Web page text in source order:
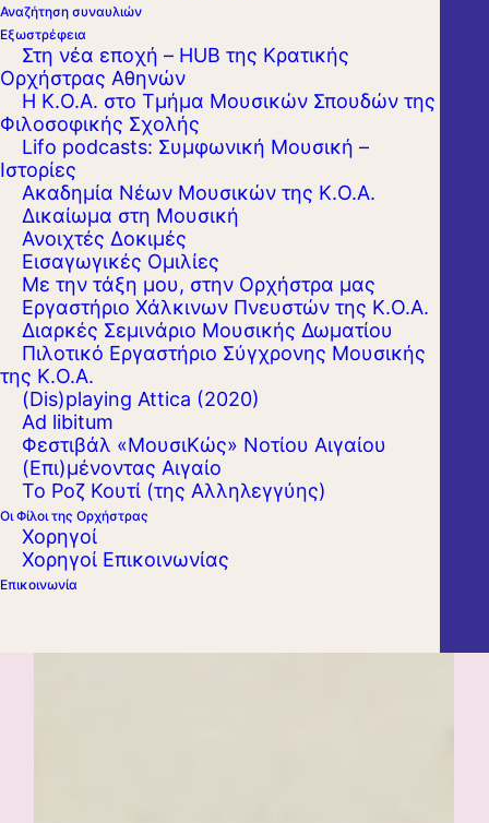
Αναζήτηση συναυλιών
Εξωστρέφεια
Στη νέα εποχή – HUB της Κρατικής
Ορχήστρας Αθηνών
Η Κ.Ο.Α. στο Τμήμα Μουσικών Σπουδών της
Φιλοσοφικής Σχολής
Lifo podcasts: Συμφωνική Μουσική –
Ιστορίες
Ακαδημία Νέων Μουσικών της Κ.Ο.Α.
Δικαίωμα στη Μουσική
Ανοιχτές Δοκιμές
Εισαγωγικές Ομιλίες
Με την τάξη μου, στην Ορχήστρα μας
Εργαστήριo Χάλκινων Πνευστών της Κ.Ο.Α.
Διαρκές Σεμινάριο Μουσικής Δωματίου
Πιλοτικό Εργαστήριο Σύγχρονης Μουσικής
της Κ.Ο.Α.
(Dis)playing Attica (2020)
Ad libitum
Φεστιβάλ «ΜουσιΚώς» Νοτίου Αιγαίου
(Επι)μένοντας Αιγαίο
Το Ροζ Κουτί (της Αλληλεγγύης)
Οι Φίλοι της Ορχήστρας
Χορηγοί
Χορηγοί Επικοινωνίας
Επικοινωνία